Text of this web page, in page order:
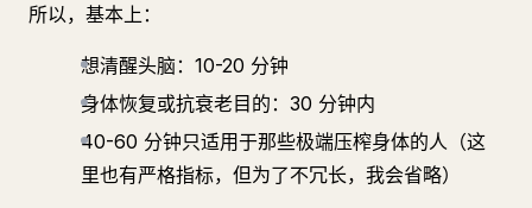
所以，基本上：
想清醒头脑：10-20 分钟
身体恢复或抗衰老目的：30 分钟内
40-60 分钟只适用于那些极端压榨身体的人（这
里也有严格指标，但为了不冗长，我会省略）